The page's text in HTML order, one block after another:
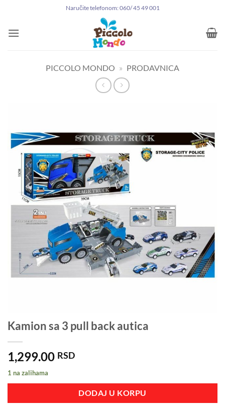
sadržaj
Naručite telefonom: 060/ 45 49 001
PICCOLO MONDO » PRODAVNICA
Kamion sa 3 pull back autica
1,299.00 RSD
1 na zalihama
DODAJ U KORPU